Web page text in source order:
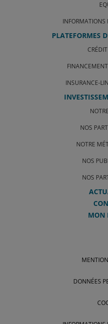
INFORMATIONS
PLATEFORMES
INSURANCE-
NOS
NOTRE
NOS
NOS
MON
DONNÉES